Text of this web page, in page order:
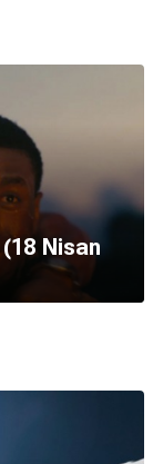
Nisan